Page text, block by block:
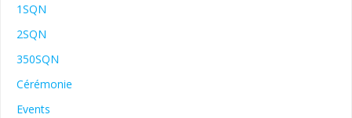
1SQN
2SQN
350SQN
Cérémonie
Events